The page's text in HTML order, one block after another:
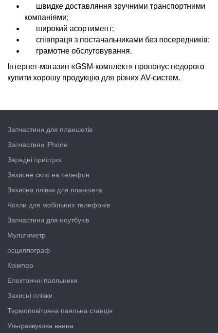
швидке доставляння зручними транспортними
компаніями;
широкий асортимент;
співпраця з постачальниками без посередників;
грамотне обслуговування.
Інтернет-магазин «GSM-комплект» пропонує недорого
купити хорошу продукцію для різних AV-систем.
Запчастини для планшетів
Запчастини iPhone
Зарядні пристрої
Захисне скло на телефон
Захисна плівка для планшета
Чохли для мобільних телефонів
Запчастини для ноутбуків
Мультиметр
осциллограф
Крімпер
Електричні паяльники
Захисні плівки
Термоповітряна паяльна станція
Ультразвукова ванна